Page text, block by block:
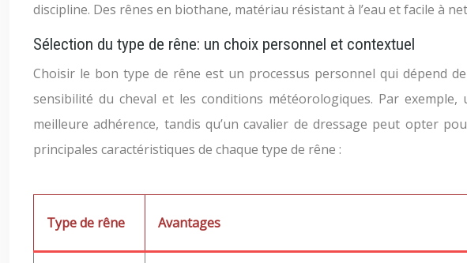
discipline. Des rênes en biothane, matériau résistant à l’eau et facile à
Sélection du type de rêne: un choix personnel et contextuel
Choisir le bon type de rêne est un processus personnel qui dépend
sensibilité du cheval et les conditions météorologiques. Par
meilleure adhérence, tandis qu’un cavalier de dressage peut opter
principales caractéristiques de chaque type de rêne :
Type de rêne Avantages